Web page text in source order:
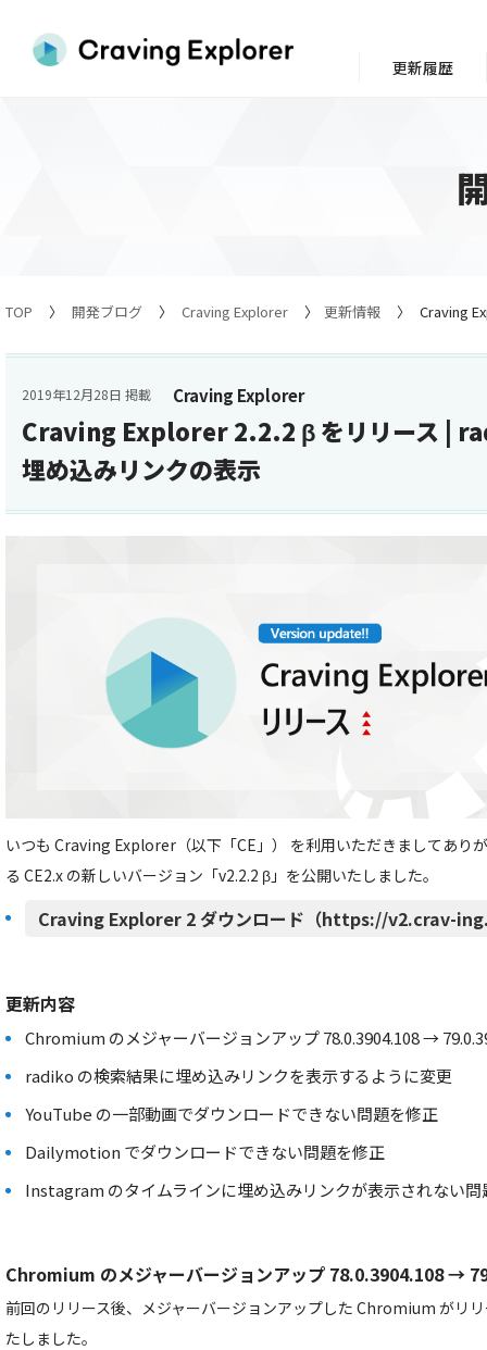
TOP 開発ブログ Craving Explorer 更新情報 Craving
Craving Explorer
2019年12月28日 掲載
Craving Explorer 2.2.2 β をリリース |
埋め込みリンクの表示
いつも Craving Explorer（以下「CE」） を利用いただきましてあり
る CE2.x の新しいバージョン「v2.2.2 β」を公開いたしました。
Craving Explorer 2 ダウンロード（https://v2.crav-
更新内容
Chromium のメジャーバージョンアップ 78.0.3904.108 →
radiko の検索結果に埋め込みリンクを表示するように変更
YouTube の一部動画でダウンロードできない問題を修正
Dailymotion でダウンロードできない問題を修正
Instagram のタイムラインに埋め込みリンクが表示されない問
Chromium のメジャーバージョンアップ 78.0.3904.108 →
前回のリリース後、メジャーバージョンアップした Chromium がリ
たしました。
更新履歴